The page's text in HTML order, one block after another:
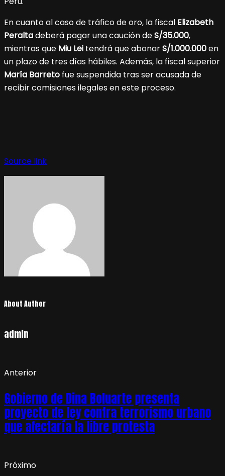
En cuanto al caso de tráfico de oro, la fiscal Elizabeth
Peraltadeberá pagar una caución deS/35.000,
mientras que Miu Lei tendrá que abonarS/1.000.000en
un plazo de tres días hábiles. Además, la fiscal superior
María Barreto fue suspendida tras ser acusada de
recibir comisiones ilegales en este proceso.
Source link
About Author
admin
Anterior
Gobierno de Dina Boluarte presenta
proyecto de ley contra terrorismo urbano
que afectaría la libre protesta
Próximo